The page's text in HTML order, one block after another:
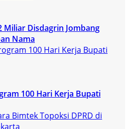
Miliar Disdagrin Jombang
Nama
100 Hari Kerja Bupati